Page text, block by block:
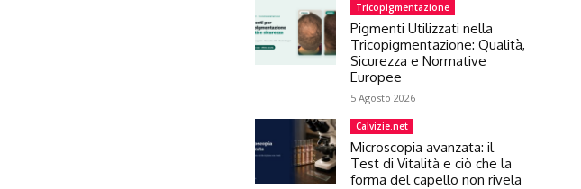
Tricopigmentazione
Pigmenti Utilizzati nella
Tricopigmentazione: Qualità,
Sicurezza e Normative
Europee
5 Agosto 2026
Calvizie.net
Microscopia avanzata: il
Test di Vitalità e ciò che la
forma del capello non rivela